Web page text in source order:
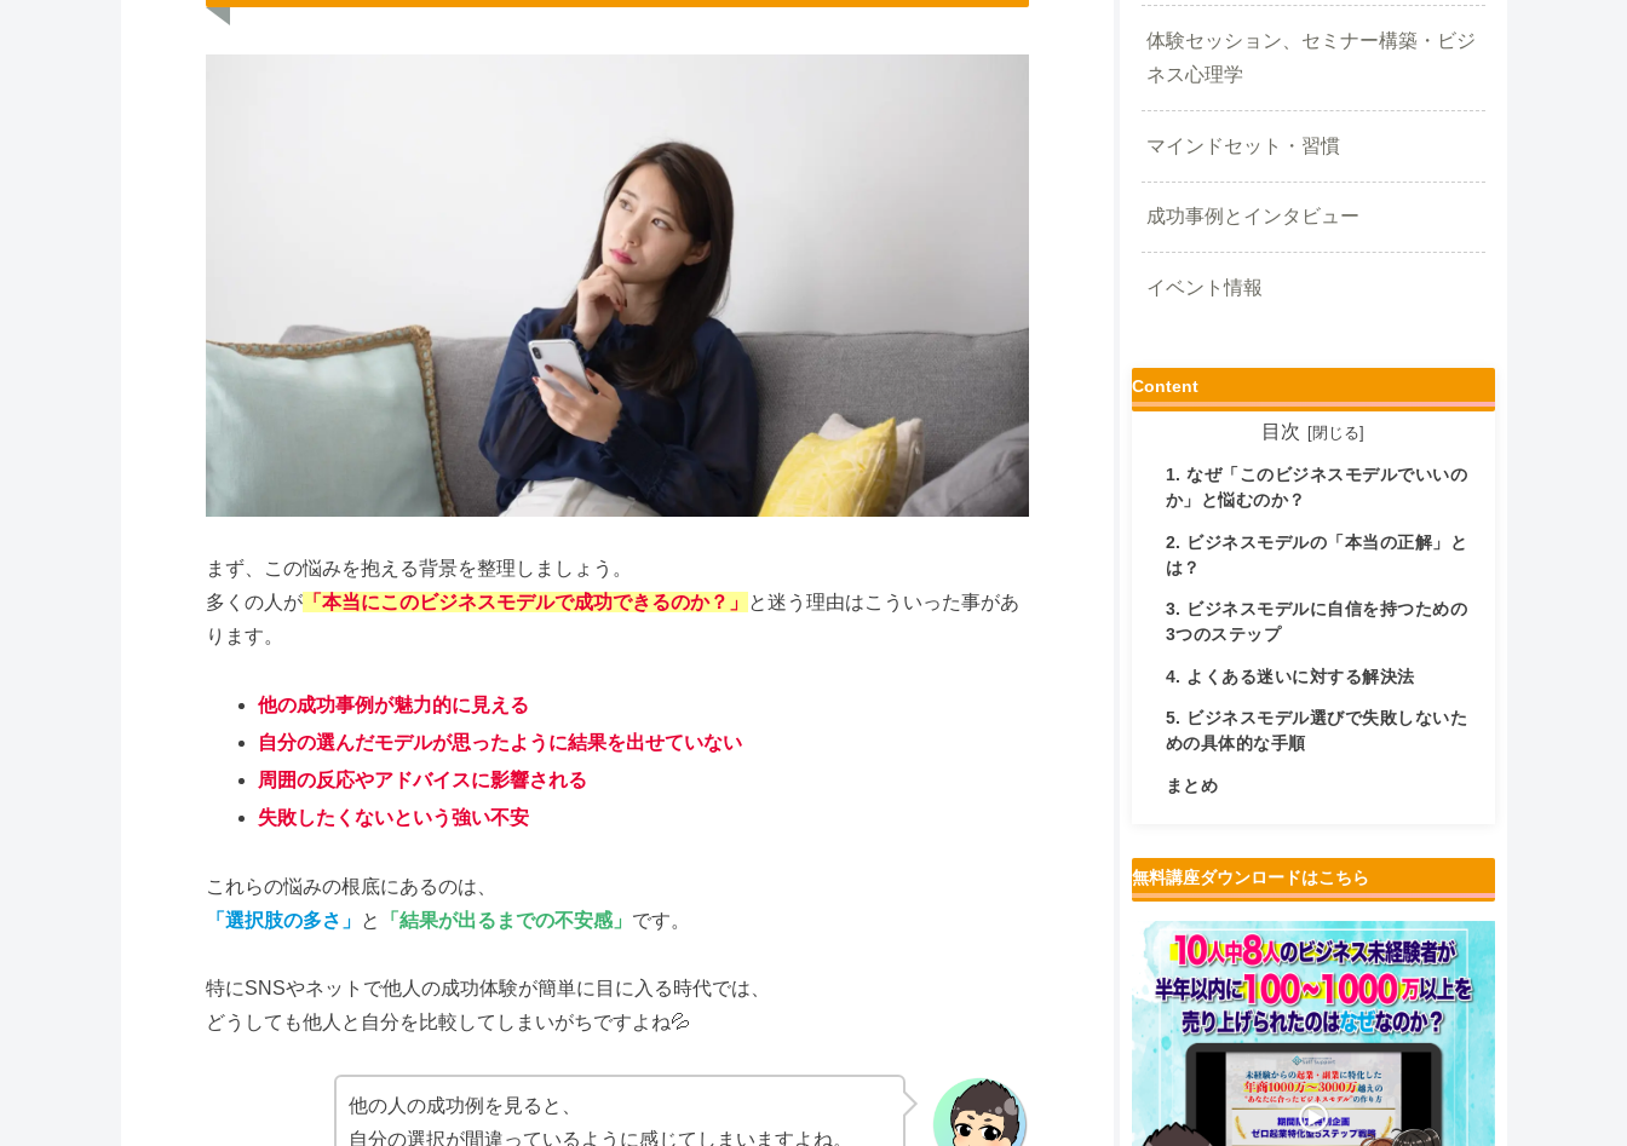
まず、この悩みを抱える背景を整理しましょう。
多くの人が「本当にこのビジネスモデルで成功できるのか？」 と迷う理由はこういった事があ
ります。
他の成功事例が魅力的に見える
自分の選んだモデルが思ったように結果を出せていない
周囲の反応やアドバイスに影響される
失敗したくないという強い不安
これらの悩みの根底にあるのは、
「選択肢の多さ」 と 「結果が出るまでの不安感」 です。
特にSNSやネットで他人の成功体験が簡単に目に入る時代では、
どうしても他人と自分を比較してしまいがちですよね💦
他の人の成功例を見ると、
自分の選択が間違っているように感じてしまいますよね。
体験セッション、セミナー構築・ビジ
ネス心理学
マインドセット・習慣
成功事例とインタビュー
イベント情報
Content
目次
1. なぜ「このビジネスモデルでいいの
か」と悩むのか？
2. ビジネスモデルの「本当の正解」と
は？
3. ビジネスモデルに自信を持つための
3つのステップ
4. よくある迷いに対する解決法
5. ビジネスモデル選びで失敗しないた
めの具体的な手順
まとめ
無料講座ダウンロードはこちら